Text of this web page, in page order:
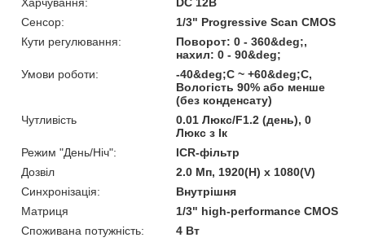
Сенсор:
1/3" Progressive Scan CMOS
Кути регулювання:
Поворот: 0 - 360&deg;,
нахил: 0 - 90&deg;
Умови роботи:
-40&deg;C ~ +60&deg;C,
Вологість 90% або менше
(без конденсату)
Чутливість
0.01 Люкс/F1.2 (день), 0
Люкс з Ік
Режим "День/Ніч":
ICR-фільтр
Дозвіл
2.0 Мп, 1920(H) x 1080(V)
Синхронізація:
Внутрішня
Матриця
1/3" high-performance CMOS
Споживана потужність:
4 Вт